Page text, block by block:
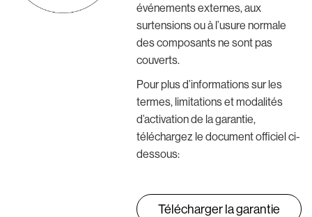
événements externes, aux
surtensions ou à l’usure normale
des composants ne sont pas
couverts.
Pour plus d’informations sur les
termes, limitations et modalités
d’activation de la garantie,
téléchargez le document officiel ci-
dessous:
Télécharger la garantie